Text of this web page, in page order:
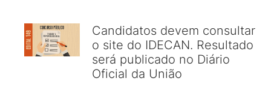
Candidatos devem consultar
o site do IDECAN. Resultado
será publicado no Diário
Oficial da União